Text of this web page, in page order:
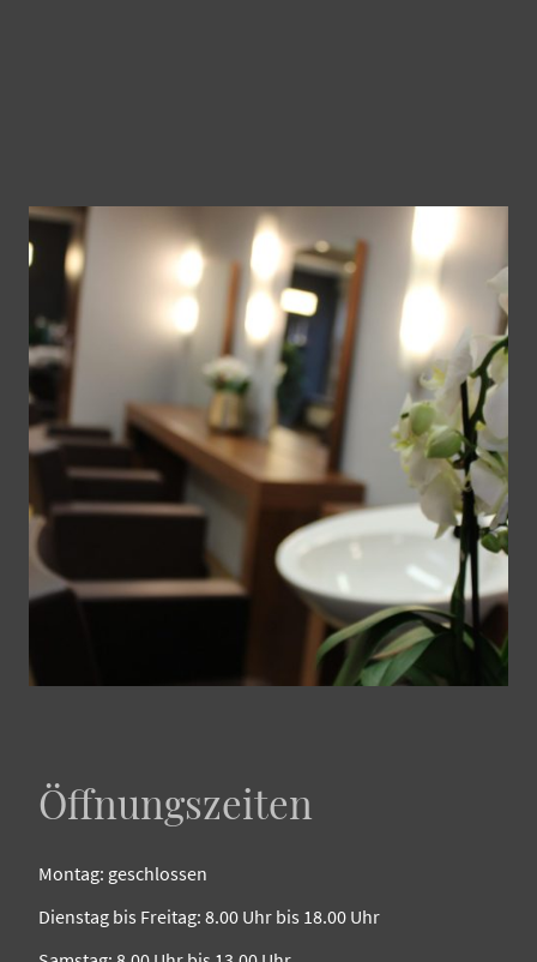
Öffnungszeiten
Montag: geschlossen
Dienstag bis Freitag: 8.00 Uhr bis 18.00 Uhr